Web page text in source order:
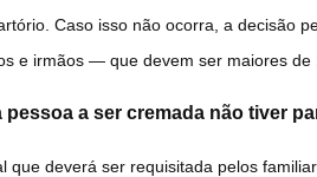
Caso isso não ocorra, a decisão
e irmãos — que devem ser maiores
pessoa a ser cremada não tiver
que deverá ser requisitada pelos